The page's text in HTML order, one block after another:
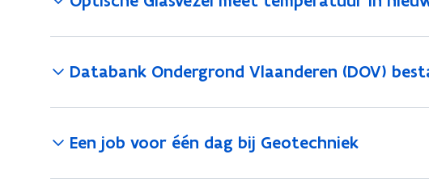
Databank Ondergrond Vlaanderen (DOV)
Een job voor één dag bij Geotechniek